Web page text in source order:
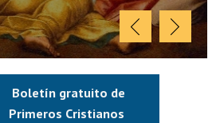
Boletín gratuito de
Primeros Cristianos